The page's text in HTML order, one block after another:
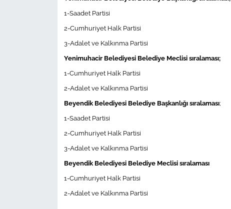
1-Saadet Partisi
2-Cumhuriyet Halk Partisi
3-Adalet ve Kalkınma Partisi
Yenimuhacir Belediyesi Belediye Meclisi sıralaması;
1-Cumhuriyet Halk Partisi
2-Adalet ve Kalkınma Partisi
Beyendik Belediyesi Belediye Başkanlığı sıralaması;
1-Saadet Partisi
2-Cumhuriyet Halk Partisi
3-Adalet ve Kalkınma Partisi
Beyendik Belediyesi Belediye Meclisi sıralaması
1-Cumhuriyet Halk Partisi
2-Adalet ve Kalkınma Partisi